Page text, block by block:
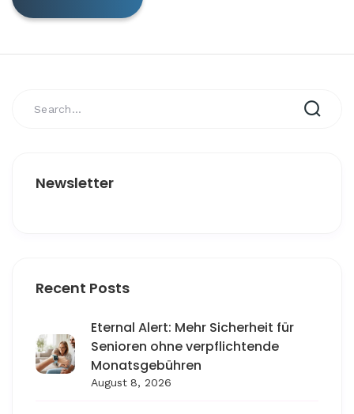
Newsletter
Recent Posts
Eternal Alert: Mehr Sicherheit für
Senioren ohne verpflichtende
Monatsgebühren
August 8, 2026